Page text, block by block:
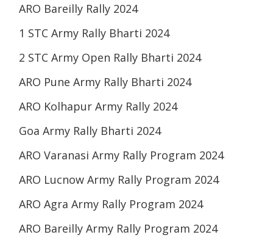
ARO Bareilly Rally 2024
1 STC Army Rally Bharti 2024
2 STC Army Open Rally Bharti 2024
ARO Pune Army Rally Bharti 2024
ARO Kolhapur Army Rally 2024
Goa Army Rally Bharti 2024
ARO Varanasi Army Rally Program 2024
ARO Lucnow Army Rally Program 2024
ARO Agra Army Rally Program 2024
ARO Bareilly Army Rally Program 2024